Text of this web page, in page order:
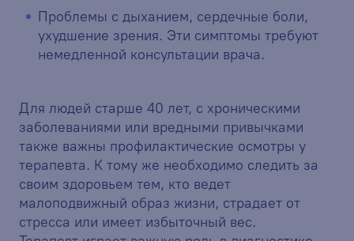
Проблемы с дыханием, сердечные боли,
ухудшение зрения. Эти симптомы требуют
немедленной консультации врача.
Для людей старше 40 лет, с хроническими
заболеваниями или вредными привычками
также важны профилактические осмотры у
терапевта. К тому же необходимо следить за
своим здоровьем тем, кто ведет
малоподвижный образ жизни, страдает от
стресса или имеет избыточный вес.